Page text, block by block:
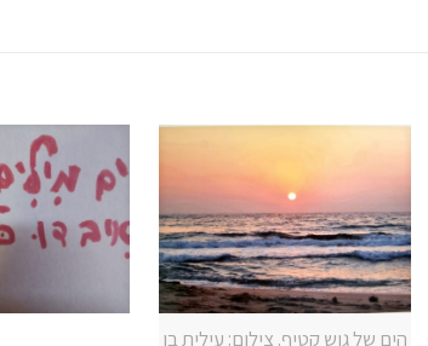
הים של גוש קטיף. צילום: עילית בן